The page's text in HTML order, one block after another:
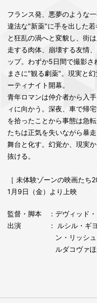
フランス発、悪夢のような
違法な"新薬"に手を出した
と狂乱の渦へと変貌し、街
走する肉体、崩壊する友情
ップ。わずか5日間で撮影さ
まさに"観る劇薬"。現実と
ーティナイト開幕。
青年ロマンは仲介者から入
ィに向かう。深夜、車で帰
を拾ったことから事態は急
たちは正気を失いながら暴
舞台と化す。幻覚か、現実
抜ける。
［ 未体験ゾーンの映画たち
1月9日（金）より上映
監督・脚本
：デヴィッド
出演
： ルシル・ギ
ン・リッシ
ルダコヴァ